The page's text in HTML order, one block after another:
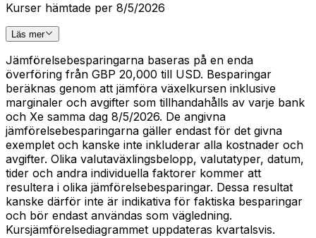
Kurser hämtade per 8/5/2026
Läs mer
Jämförelsebesparingarna baseras på en enda
överföring från GBP 20,000 till USD. Besparingar
beräknas genom att jämföra växelkursen inklusive
marginaler och avgifter som tillhandahålls av varje bank
och Xe samma dag 8/5/2026. De angivna
jämförelsebesparingarna gäller endast för det givna
exemplet och kanske inte inkluderar alla kostnader och
avgifter. Olika valutaväxlingsbelopp, valutatyper, datum,
tider och andra individuella faktorer kommer att
resultera i olika jämförelsebesparingar. Dessa resultat
kanske därför inte är indikativa för faktiska besparingar
och bör endast användas som vägledning.
Kursjämförelsediagrammet uppdateras kvartalsvis.